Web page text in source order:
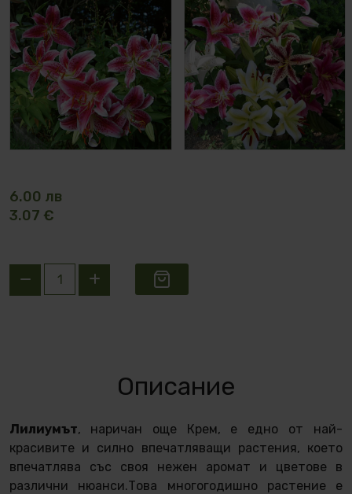
6.00 лв
3.07 €
Описание
Лилиумът, наричан още Крем,
е едно от най-
красивите и силно впечатляващи растения, което
впечатлява със своя нежен аромат и цветове в
различни нюанси.Това многогодишно растение е